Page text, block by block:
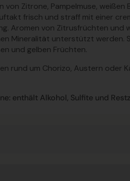
von Zitrone, Pampelmuse, weißen
frisch und straff mit einer
Aromen von Zitrusfrüchten und
Mineralität unterstützt werden.
und gelben Früchten.
rund um Chorizo, Austern oder
enthält Alkohol, Sulfite und